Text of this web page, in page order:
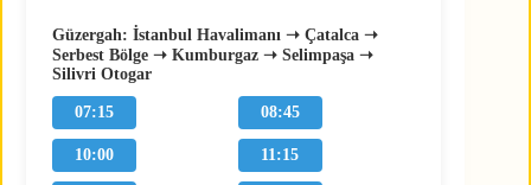
Güzergah: İstanbul Havalimanı ➝ Çatalca ➝
Serbest Bölge ➝ Kumburgaz ➝ Selimpaşa ➝
Silivri Otogar
07:15 08:45
10:00 11:15